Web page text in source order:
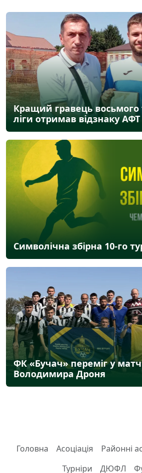
Кращий гравець восьмого
ліги отримав відзнаку АФТ
Символічна збірна 10-го
ФК «Бучач» переміг у
Володимира Дроня
Головна Асоціація Районні
Турніри
ДЮФЛ